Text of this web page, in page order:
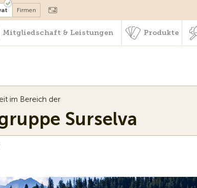
Firmen
Mitgliedschaft & Leistungen Produkte
im Bereich der
Surselva